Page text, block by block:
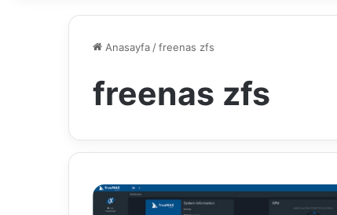
Anasayfa /freenas zfs
freenas zfs